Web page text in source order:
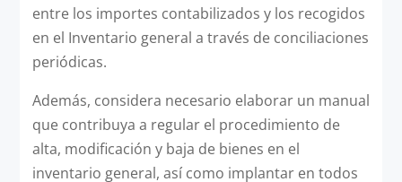
entre los importes contabilizados y los recogidos
en el Inventario general a través de conciliaciones
periódicas.
Además, considera necesario elaborar un manual
que contribuya a regular el procedimiento de
alta, modificación y baja de bienes en el
inventario general, así como implantar en todos